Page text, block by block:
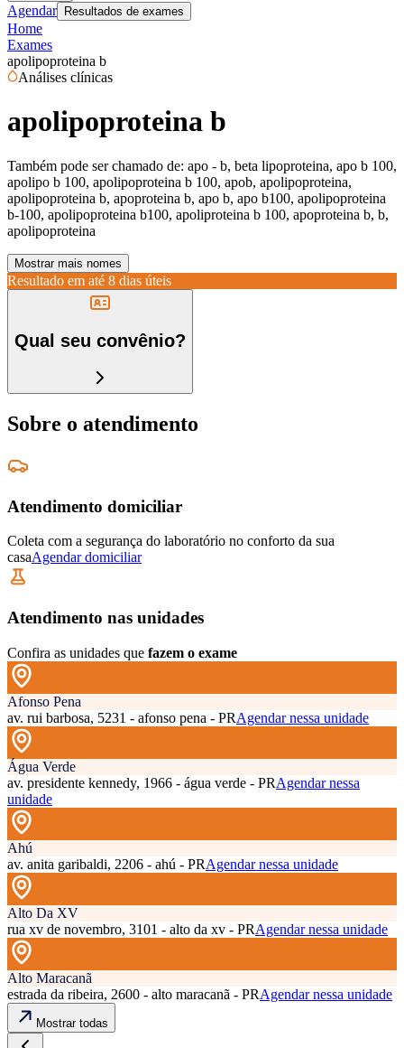
Agendar Resultados de exames
Home
Exames
apolipoproteina b
Análises clínicas
apolipoproteina b
Também pode ser chamado de: apo - b, beta lipoproteina, apo b 100,
apolipo b 100, apolipoproteina b 100, apob, apolipoproteina,
apolipoproteina b, apoproteina b, apo b, apo b100, apolipoproteina
b-100, apolipoproteina b100, apoliproteina b 100, apoproteina b, b,
apolipoproteina
Mostrar mais nomes
Resultado em até 8 dias úteis
Qual seu convênio?
Sobre o atendimento
Atendimento domiciliar
Coleta com a segurança do laboratório no conforto da sua
casaAgendar domiciliar
Atendimento nas unidades
Confira as unidades que fazem o exame
Afonso Pena
av. rui barbosa, 5231 - afonso pena - PRAgendar nessa unidade
Água Verde
av. presidente kennedy, 1966 - água verde - PRAgendar nessa
unidade
Ahú
av. anita garibaldi, 2206 - ahú - PRAgendar nessa unidade
Alto Da XV
rua xv de novembro, 3101 - alto da xv - PRAgendar nessa unidade
Alto Maracanã
estrada da ribeira, 2600 - alto maracanã - PRAgendar nessa unidade
Mostrar todas